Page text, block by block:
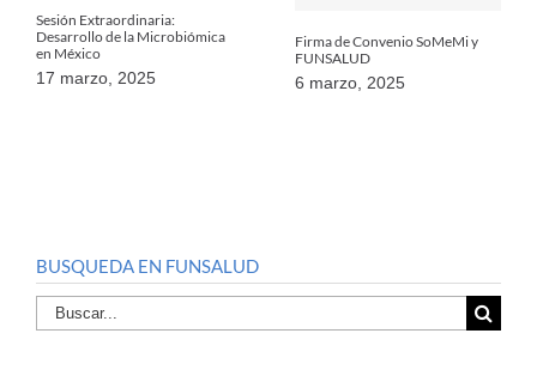
Sesión Extraordinaria:
Desarrollo de la Microbiómica
en México
17 marzo, 2025
Firma de Convenio SoMeMi y
FUNSALUD
6 marzo, 2025
BUSQUEDA EN FUNSALUD
Buscar
por: